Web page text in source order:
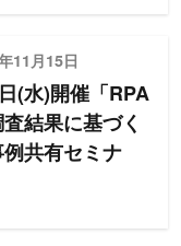
11月15日
(水)開催「RPA
結果に基づく
共有セミナ